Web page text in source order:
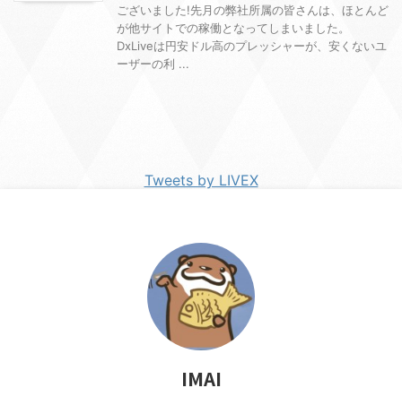
ございました!先月の弊社所属の皆さんは、ほとんど
が他サイトでの稼働となってしまいました。
DxLiveは円安ドル高のプレッシャーが、安くないユ
ーザーの利 ...
Tweets by LIVEX
IMAI